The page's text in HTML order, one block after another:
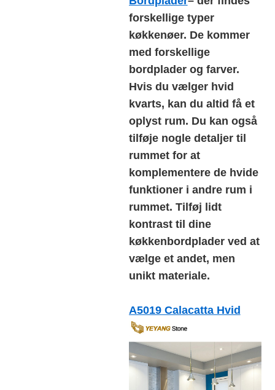
forskellige typer
køkkenøer. De kommer
med forskellige
bordplader og farver.
Hvis du vælger hvid
kvarts, kan du altid få et
oplyst rum. Du kan også
tilføje nogle detaljer til
rummet for at
komplementere de hvide
funktioner i andre rum i
rummet. Tilføj lidt
kontrast til dine
køkkenbordplader ved at
vælge et andet, men
unikt materiale.
A5019 Calacatta Hvid